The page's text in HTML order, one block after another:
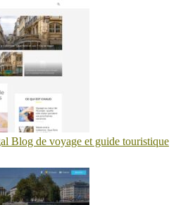
Blog de voyage et guide touristique